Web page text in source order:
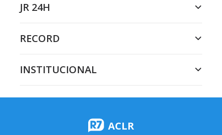
JR 24H
RECORD
INSTITUCIONAL
ACLR